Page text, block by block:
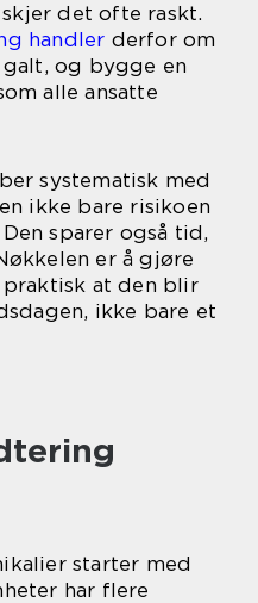
det ofte raskt.
handler derfor om
galt, og bygge en
alle ansatte
systematisk med
ikke bare risikoen
sparer også tid,
er å gjøre
at den blir
ikke bare et
starter med
har flere